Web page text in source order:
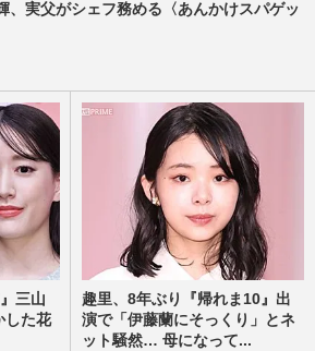
、実父がシェフ務める〈あんかけスパゲッ
三山
した花
趣里、8年ぶり『帰れま10』出
演で「伊藤蘭にそっくり」とネ
ット騒然… 母になって...